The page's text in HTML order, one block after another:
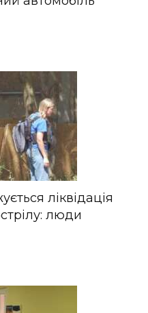
ліквідація
люди